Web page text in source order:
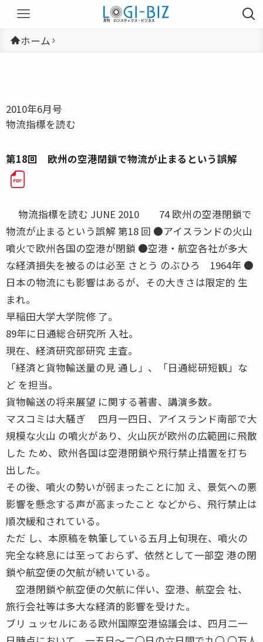
ホーム
2010年6月号
物流指標を読む
第18回 欧州の空港閉鎖で物流が止まるという誤解
物流指標を読む JUNE 2010 74 欧州の空港閉鎖で
物流が止まるという誤解 第18 回 ●アイスランドの火山
噴火で欧州各国の空港が閉鎖 ●空港・航空各社が多大
な経済損失を被るのは必至 さとう のぶひろ 1964年 ●
日本の物流にも影響はあるが、その大きさは限定的 生
まれ。
早稲田大学大学院修 了。
89年に日通総合研究所 入社。
現在、経済研究部研究 主査。
「経済と貨物輸送量の見 通し」、「日通総研短観」な
ど を担当。
貨物輸送の将来展望 に関する著書、講演多数。
マスコミは大騒ぎ 四月一四日、アイスランド南部で大
規模な火山 の噴火があり、火山灰が欧州の広範囲に飛散
した ため、欧州各国は空港閉鎖や飛行禁止措置を打ち
出した。
その後、噴火の勢いが弱まったことに加 え、景気への悪
影響を懸念する声が高まったこと などから、飛行禁止は
順次緩和されている。
ただ し、本原稿を執筆している五月上旬現在、噴火の
完全な終息には至っておらず、依然として一部空 港の閉
鎖や航空便の欠航が続いている。
空港閉鎖や航空便の欠航に伴い、空港、航空会 社、
旅行会社等は多大な経済的影響を受けた。
ブリ ュッセルにある欧州国際空港協議会は、四月二一